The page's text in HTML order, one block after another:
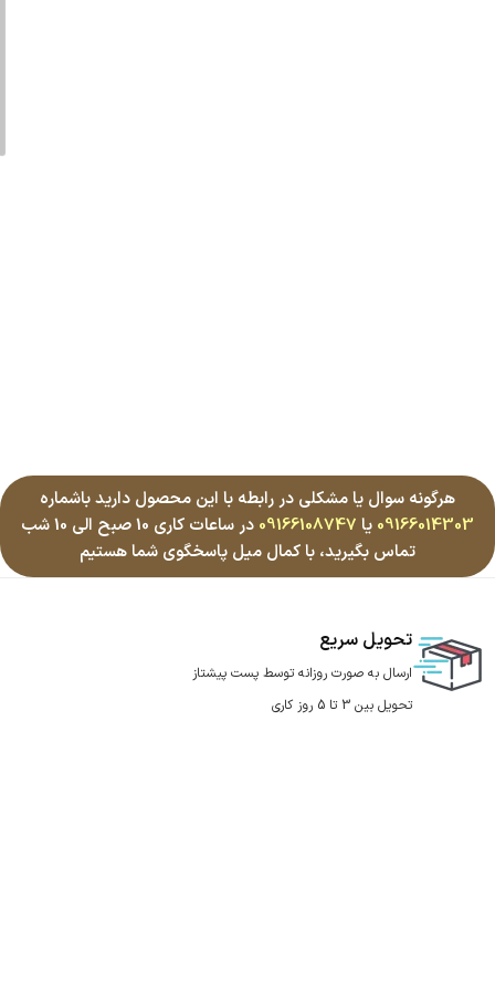
هرگونه سوال یا مشکلی در رابطه با این محصول دارید باشماره
09166014303 یا 09166108747
در ساعات کاری 10 صبح الی 10 شب
تماس بگیرید، با کمال میل پاسخگوی شما هستیم
تحویل سریع
ارسال به صورت روزانه توسط پست پیشتاز
تحویل بین 3 تا 5 روز کاری